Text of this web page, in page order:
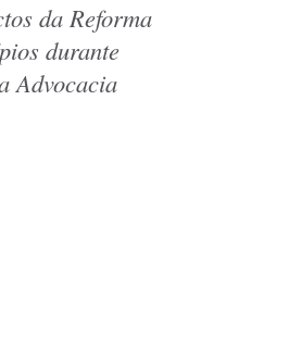
da Reforma
durante
Advocacia